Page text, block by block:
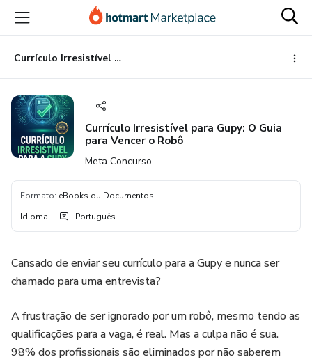
para
conteúdo
principal
para
pagamento
para
rodapé
Currículo Irresistível para Gupy: O Guia para Vencer o Robô
Currículo Irresistível para Gupy: O Guia
para Vencer o Robô
Meta Concurso
Formato: eBooks ou Documentos
Idioma: Português
Cansado de enviar seu currículo para a Gupy e nunca ser
chamado para uma entrevista?
A frustração de ser ignorado por um robô, mesmo tendo as
qualificações para a vaga, é real. Mas a culpa não é sua.
98% dos profissionais são eliminados por não saberem